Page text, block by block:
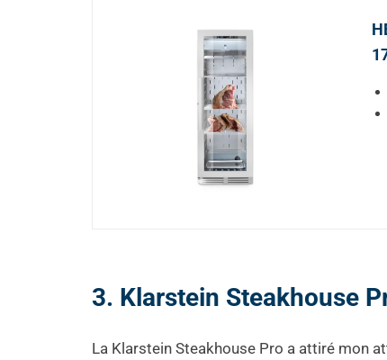
3. Klarstein Steakhouse
La Klarstein Steakhouse Pro a attiré mon